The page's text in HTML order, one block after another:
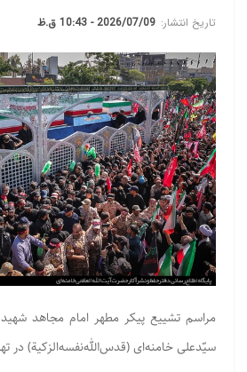
تاریخ انتشار: 2026/07/09 - 10:43 ق.ظ
مراسم تشییع پیکر مطهر امام مجاهد
سیّدعلی خامنه‌ای (قدس‌الله‌نفسه‌الزکیة) در